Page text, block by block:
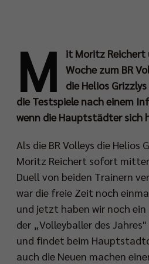
M
it Moritz Reichert
Woche zum BR
die Helios
die Testspiele nach einem
wenn die Hauptstädter sich
Als die BR Volleys die
Moritz Reichert sofort
Duell von beiden Trainern
war die freie Zeit noch
und jetzt haben wir noch
der „Volleyballer des
und findet beim
auch die Neuen machen